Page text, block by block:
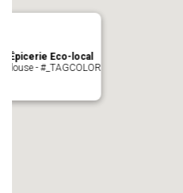
Épicerie Eco-local
- #_TAGCOLOR